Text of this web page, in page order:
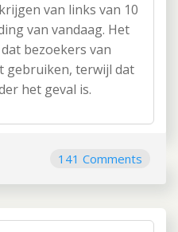
van links van 10
van vandaag. Het
bezoekers van
gebruiken, terwijl dat
het geval is.
141 Comments